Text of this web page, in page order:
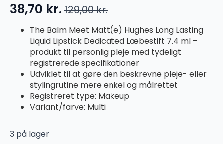
129,00kr.
Den
oprindelige
pris
var:
129,00 kr..
38,70 kr.
Den
aktuelle
pris
38,70 kr..
The Balm Meet Matt(e) Hughes Long Lasting
Liquid Lipstick Dedicated Læbestift 7.4 ml –
produkt til personlig pleje med tydeligt
registrerede specifikationer
Udviklet til at gøre den beskrevne pleje- eller
stylingrutine mere enkel og målrettet
Registreret type: Makeup
Variant/farve: Multi
3 på lager